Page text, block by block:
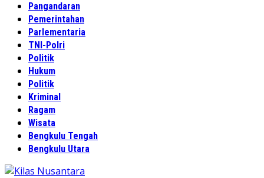
Pangandaran
Pemerintahan
Parlementaria
TNI-Polri
Politik
Hukum
Politik
Kriminal
Ragam
Wisata
Bengkulu Tengah
Bengkulu Utara